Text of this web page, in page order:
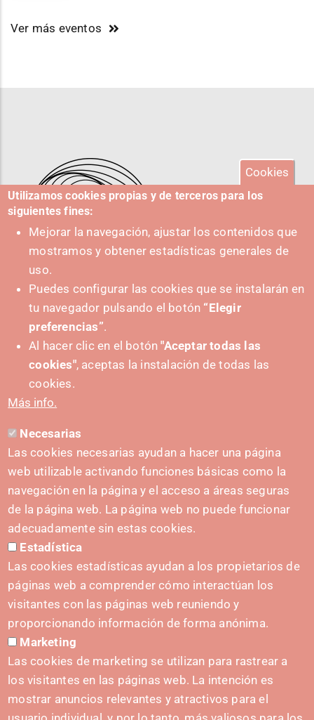
Ver más eventos
IMPULSA
CONTACTO
hola@irisnavarra.com
(+34) 628 23 12 32
C. del Sadar, 31006 Pamplona
Formulario de contacto
Kit de prensa
INICIATIVAS
Navarra Cybersecurity Center
Spain Living Lab
Apoyo al Emprendimiento
Cookies
Utilizamos cookies propias y de terceros para los
siguientes fines:
Mejorar la navegación, ajustar los contenidos que
mostramos y obtener estadísticas generales de
uso.
Puedes configurar las cookies que se instalarán en
tu navegador pulsando el botón “Elegir
preferencias”.
Al hacer clic en el botón"Aceptar todas las
cookies", aceptas la instalación de todas las
cookies.
Más info.
Necesarias
Las cookies necesarias ayudan a hacer una página
web utilizable activando funciones básicas como la
navegación en la página y el acceso a áreas seguras
de la página web. La página web no puede funcionar
adecuadamente sin estas cookies.
Estadística
Las cookies estadísticas ayudan a los propietarios de
páginas web a comprender cómo interactúan los
visitantes con las páginas web reuniendo y
proporcionando información de forma anónima.
Marketing
Las cookies de marketing se utilizan para rastrear a
los visitantes en las páginas web. La intención es
mostrar anuncios relevantes y atractivos para el